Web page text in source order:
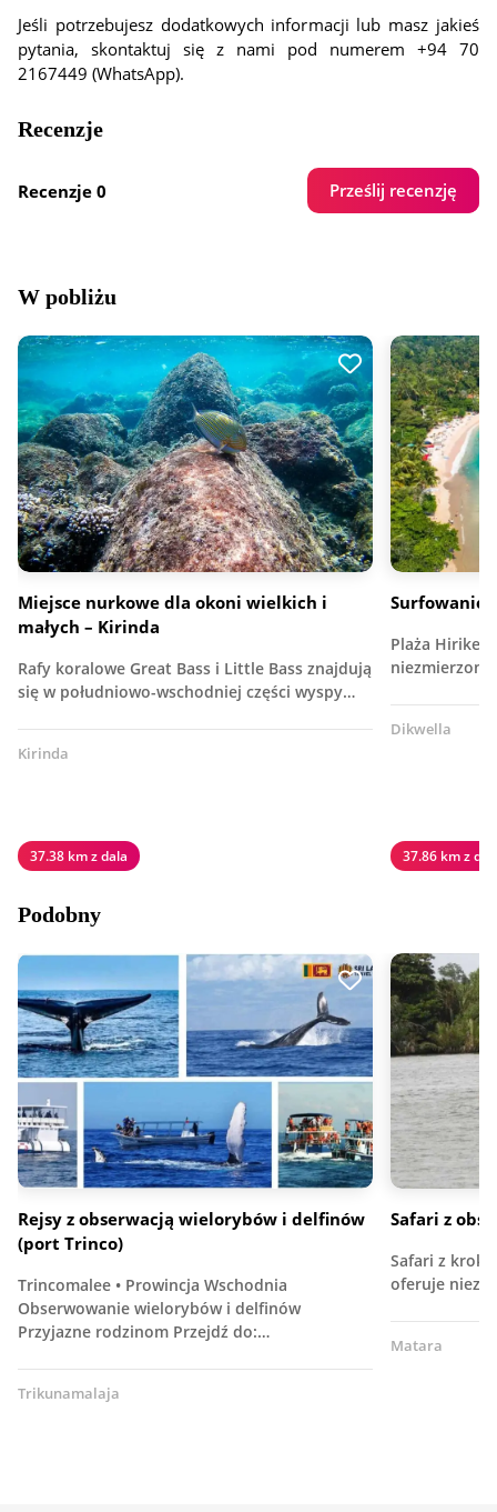
Jeśli potrzebujesz dodatkowych informacji lub masz jakieś
pytania, skontaktuj się z nami pod numerem +94 70
2167449 (WhatsApp).
Recenzje
Recenzje 0 Prześlij recenzję
W pobliżu
Miejsce nurkowe dla okoni wielkich i
małych – Kirinda
Rafy koralowe Great Bass i Little Bass znajdują
się w południowo-wschodniej części wyspy…
Kirinda
37.38 km z dala
Surfowanie
Plaża
Dikwella
37.86 km z
Podobny
Rejsy z obserwacją wielorybów i delfinów
(port Trinco)
Trincomalee • Prowincja Wschodnia
Obserwowanie wielorybów i delfinów
Przyjazne rodzinom Przejdź do:…
Trikunamalaja
Safari z
Safari z
oferuje
Matara